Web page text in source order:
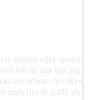
diskett eller sparat
för de har lärt sig
sitt arbete. Vi åker
det är ändå en